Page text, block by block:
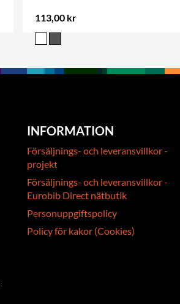
113,00 kr
INFORMATION
Försäljnings- och leveransvillkor -
projekt
Försäljnings- och leveransvillkor -
Eurobib Direct nätbutik
Personuppgiftspolicy
Policy för kakor (Cookies)